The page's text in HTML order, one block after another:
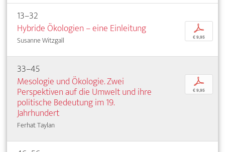
13–32
Hybride Ökologien – eine Einleitung
Susanne Witzgall
p
€ 9,95
33–45
Mesologie und Ökologie. Zwei
Perspektiven auf die Umwelt und ihre
politische Bedeutung im 19.
Jahrhundert
Ferhat Taylan
p
€ 9,95